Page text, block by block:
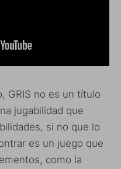
GRIS no es un título
jugabilidad que
si no que lo
es un juego que
como la